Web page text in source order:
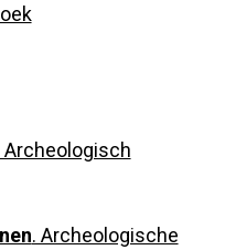
Archeologisch
. Archeologische